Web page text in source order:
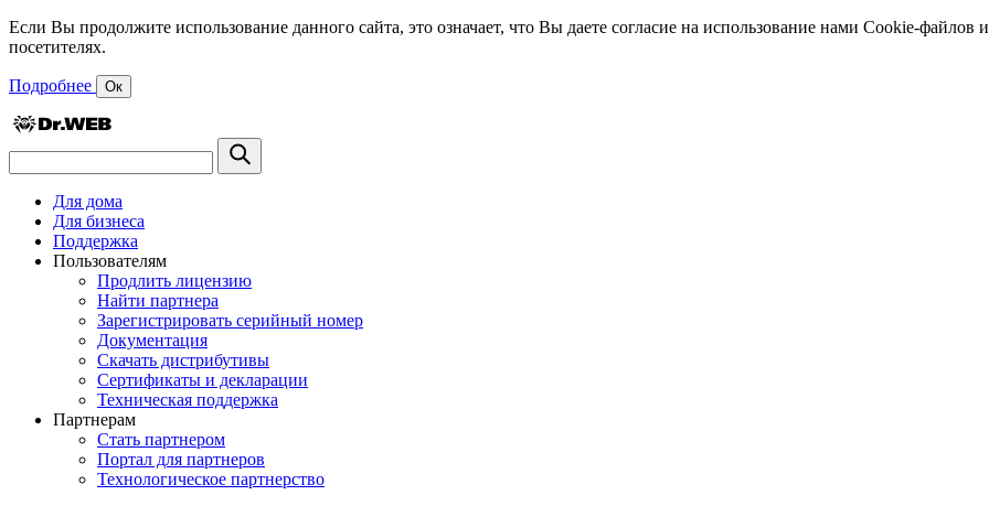
Если Вы продолжите использование данного сайта, это означает, что Вы даете согласие на использование нами Cookie-
посетителях.
Подробнее Ок
Для дома
Для бизнеса
Поддержка
Пользователям
Продлить лицензию
Найти партнера
Зарегистрировать серийный номер
Документация
Скачать дистрибутивы
Сертификаты и декларации
Техническая поддержка
Партнерам
Стать партнером
Портал для партнеров
Технологическое партнерство